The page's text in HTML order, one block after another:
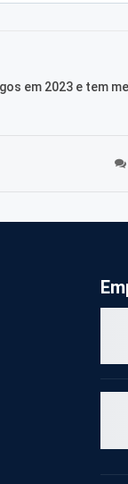
em 2023 e tem